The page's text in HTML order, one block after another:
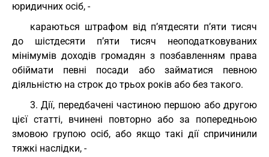
юридичних осіб, -
караються штрафом від п’ятдесяти п’яти тисяч
до шістдесяти п’яти тисяч неоподатковуваних
мінімумів доходів громадян з позбавленням права
обіймати певні посади або займатися певною
діяльністю на строк до трьох років або без такого.
3. Дії, передбачені частиною першою або другою
цієї статті, вчинені повторно або за попередньою
змовою групою осіб, або якщо такі дії спричинили
тяжкі наслідки, -